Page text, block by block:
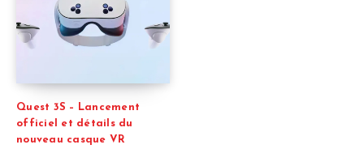
Quest 3S – Lancement
officiel et détails du
nouveau casque VR